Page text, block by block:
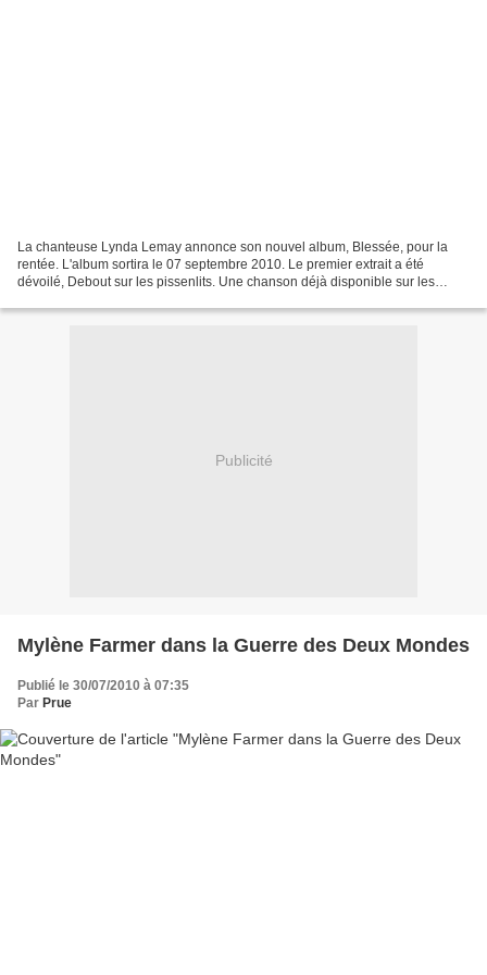
La chanteuse Lynda Lemay annonce son nouvel album, Blessée, pour la
rentée. L'album sortira le 07 septembre 2010. Le premier extrait a été
dévoilé, Debout sur les pissenlits. Une chanson déjà disponible sur les
Publicité
Mylène Farmer dans la Guerre des Deux Mondes
Publié le 30/07/2010 à 07:35
Par Prue